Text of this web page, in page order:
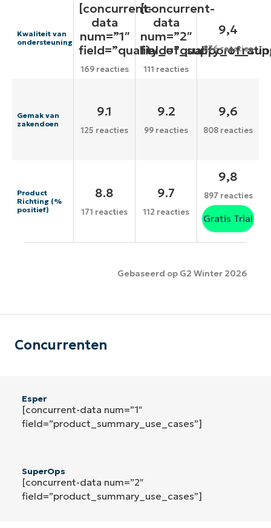
Kwaliteit van
ondersteuning
[concurrent-
data
num=”1″
169 reacties
[concurrent-
data
num=”2″
111 reacties
9,4
876 reacties
Gemak van
zakendoen
9.1
125 reacties
9.2
99 reacties
9,6
808 reacties
Product
Richting (%
positief)
8.8
171 reacties
9.7
112 reacties
9,8
897 reacties
Gratis Trial
Gebaseerd op G2 Winter 2026
Concurrenten
Esper
[concurrent-data num=”1″
field=”product_summary_use_cases”]
SuperOps
[concurrent-data num=”2″
field=”product_summary_use_cases”]